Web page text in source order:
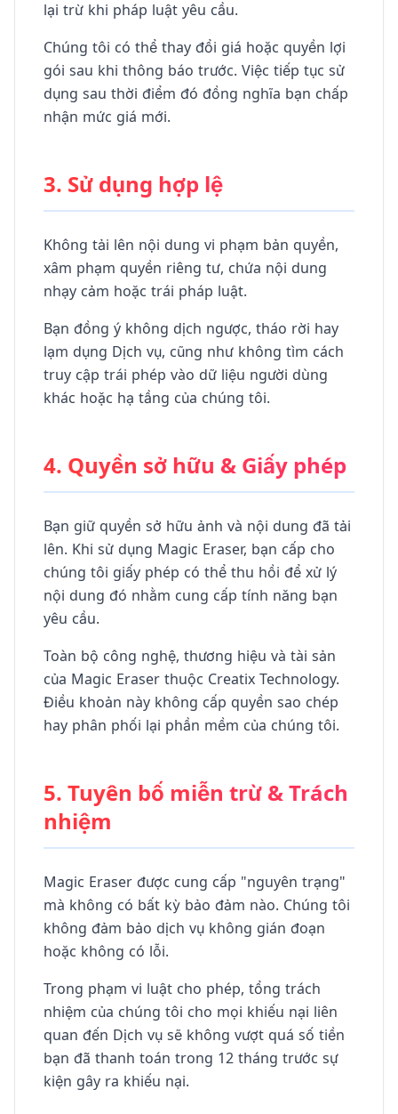
lại trừ khi pháp luật yêu cầu.
Chúng tôi có thể thay đổi giá hoặc quyền lợi
gói sau khi thông báo trước. Việc tiếp tục sử
dụng sau thời điểm đó đồng nghĩa bạn chấp
nhận mức giá mới.
3. Sử dụng hợp lệ
Không tải lên nội dung vi phạm bản quyền,
xâm phạm quyền riêng tư, chứa nội dung
nhạy cảm hoặc trái pháp luật.
Bạn đồng ý không dịch ngược, tháo rời hay
lạm dụng Dịch vụ, cũng như không tìm cách
truy cập trái phép vào dữ liệu người dùng
khác hoặc hạ tầng của chúng tôi.
4. Quyền sở hữu & Giấy phép
Bạn giữ quyền sở hữu ảnh và nội dung đã tải
lên. Khi sử dụng Magic Eraser, bạn cấp cho
chúng tôi giấy phép có thể thu hồi để xử lý
nội dung đó nhằm cung cấp tính năng bạn
yêu cầu.
Toàn bộ công nghệ, thương hiệu và tài sản
của Magic Eraser thuộc Creatix Technology.
Điều khoản này không cấp quyền sao chép
hay phân phối lại phần mềm của chúng tôi.
5. Tuyên bố miễn trừ & Trách
nhiệm
Magic Eraser được cung cấp "nguyên trạng"
mà không có bất kỳ bảo đảm nào. Chúng tôi
không đảm bảo dịch vụ không gián đoạn
hoặc không có lỗi.
Trong phạm vi luật cho phép, tổng trách
nhiệm của chúng tôi cho mọi khiếu nại liên
quan đến Dịch vụ sẽ không vượt quá số tiền
bạn đã thanh toán trong 12 tháng trước sự
kiện gây ra khiếu nại.